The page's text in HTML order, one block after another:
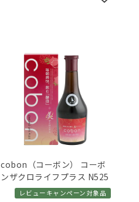
cobon（コーボン） コーボ
ンザクロライフプラス N525
レビューキャンペーン対象品